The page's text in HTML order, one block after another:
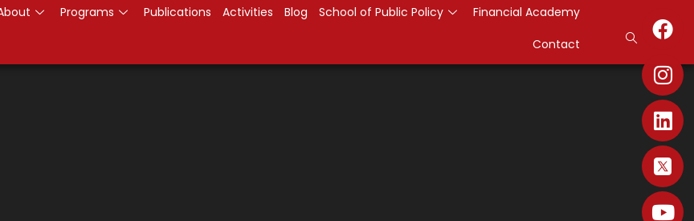
Programs Publications Activities Blog School of Public Policy
Financial Academy
Contact